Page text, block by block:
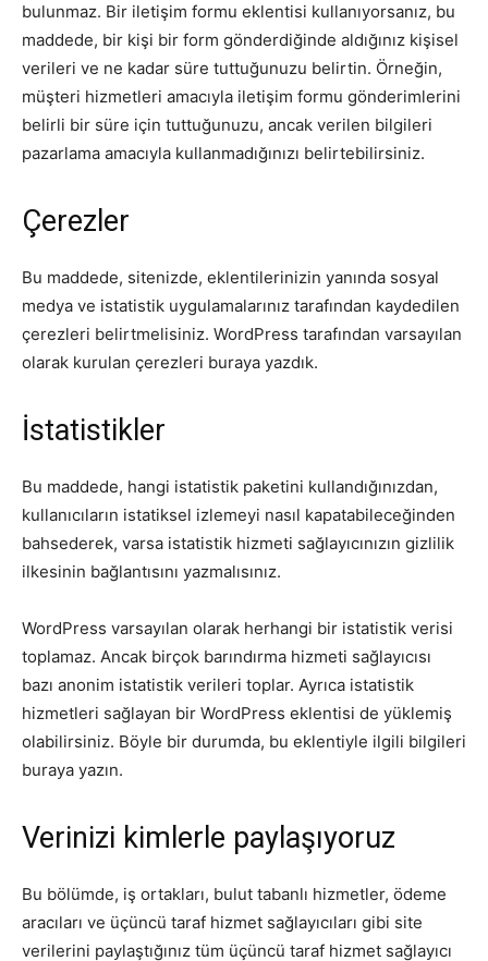
bulunmaz. Bir iletişim formu eklentisi kullanıyorsanız, bu
maddede, bir kişi bir form gönderdiğinde aldığınız kişisel
verileri ve ne kadar süre tuttuğunuzu belirtin. Örneğin,
müşteri hizmetleri amacıyla iletişim formu gönderimlerini
belirli bir süre için tuttuğunuzu, ancak verilen bilgileri
pazarlama amacıyla kullanmadığınızı belirtebilirsiniz.
Çerezler
Bu maddede, sitenizde, eklentilerinizin yanında sosyal
medya ve istatistik uygulamalarınız tarafından kaydedilen
çerezleri belirtmelisiniz. WordPress tarafından varsayılan
olarak kurulan çerezleri buraya yazdık.
İstatistikler
Bu maddede, hangi istatistik paketini kullandığınızdan,
kullanıcıların istatiksel izlemeyi nasıl kapatabileceğinden
bahsederek, varsa istatistik hizmeti sağlayıcınızın gizlilik
ilkesinin bağlantısını yazmalısınız.
WordPress varsayılan olarak herhangi bir istatistik verisi
toplamaz. Ancak birçok barındırma hizmeti sağlayıcısı
bazı anonim istatistik verileri toplar. Ayrıca istatistik
hizmetleri sağlayan bir WordPress eklentisi de yüklemiş
olabilirsiniz. Böyle bir durumda, bu eklentiyle ilgili bilgileri
buraya yazın.
Verinizi kimlerle paylaşıyoruz
Bu bölümde, iş ortakları, bulut tabanlı hizmetler, ödeme
aracıları ve üçüncü taraf hizmet sağlayıcıları gibi site
verilerini paylaştığınız tüm üçüncü taraf hizmet sağlayıcı